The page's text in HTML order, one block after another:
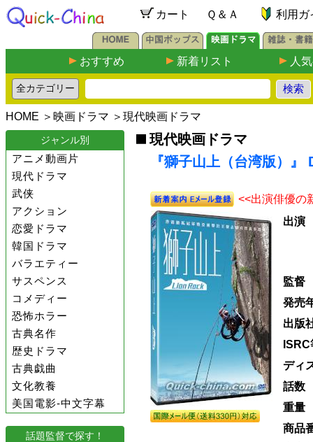
カート Ｑ＆Ａ 利用ガ
おすすめ 新着リスト 人
HOME ＞ 映画ドラマ ＞ 現代映画ドラマ
ジャンル別
アニメ動画片
現代ドラマ
武侠
アクション
恋愛ドラマ
韓国ドラマ
バラエティー
サスペンス
コメディー
恐怖ホラー
古典名作
歴史ドラマ
古典戯曲
文化教養
美国電影-中文字幕
話題監督で探す！
現代映画ドラマ
『獅子山上（台湾版）』
<<出演俳優の
出演
監督
発売
出版
ISRC
ディ
話数
重量
商品